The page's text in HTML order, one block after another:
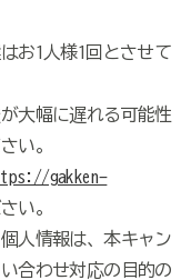
お1人様1回とさせて
大幅に遅れる可能性
い。
gakken-
い。
人情報は、本キャン
合わせ対応の目的の